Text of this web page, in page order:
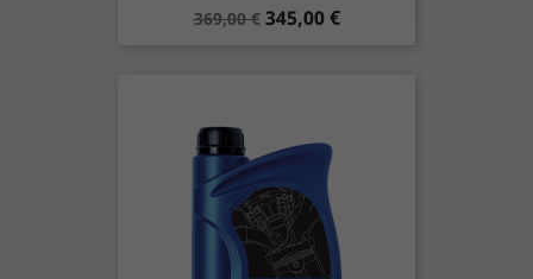
Verkaufspreis
369,00 € Preis
345,00 €